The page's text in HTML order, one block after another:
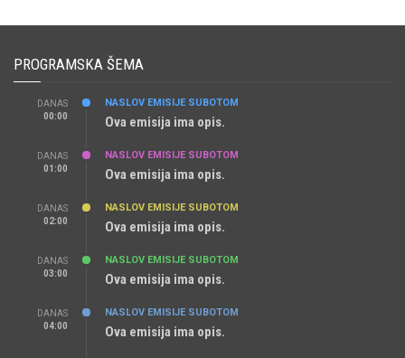
PROGRAMSKA ŠEMA
DANAS
00:00
NASLOV EMISIJE SUBOTOM
Ova emisija ima opis.
DANAS
01:00
NASLOV EMISIJE SUBOTOM
Ova emisija ima opis.
DANAS
02:00
NASLOV EMISIJE SUBOTOM
Ova emisija ima opis.
DANAS
03:00
NASLOV EMISIJE SUBOTOM
Ova emisija ima opis.
DANAS
04:00
NASLOV EMISIJE SUBOTOM
Ova emisija ima opis.